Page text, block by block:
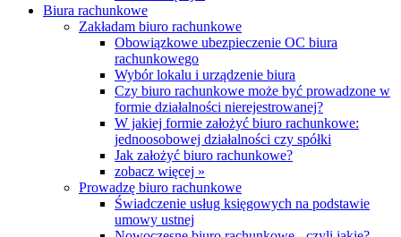
Biura rachunkowe
Zakładam biuro rachunkowe
Obowiązkowe ubezpieczenie OC biura
rachunkowego
Wybór lokalu i urządzenie biura
Czy biuro rachunkowe może być prowadzone w
formie działalności nierejestrowanej?
W jakiej formie założyć biuro rachunkowe:
jednoosobowej działalności czy spółki
Jak założyć biuro rachunkowe?
zobacz więcej »
Prowadzę biuro rachunkowe
Świadczenie usług księgowych na podstawie
umowy ustnej